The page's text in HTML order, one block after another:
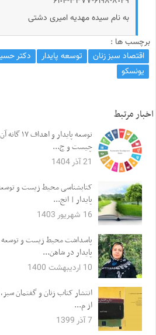
به نام سیده مهدیه امیری دشتی
برچسب ها :
اقتصاد سبز زنان
توسعه پایدار دکتر
یونسکو
اخبار مرتبط
توسعه پایدار و اهداف ۱۷ گانه آن
چیست و چ...
21 آذر 1404
کتابشناسی محیط زیست و
پایدار | انج...
16 شهریور 1403
پاسداشت محیط زیست و توسعه
پایدار در شاهن...
10 اردیبهشت 1400
انتشار کتاب زنان و گفتمان
از م...
7 آذر 1399